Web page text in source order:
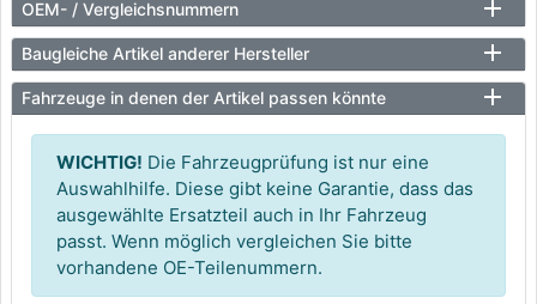
OEM- / Vergleichsnummern
Baugleiche Artikel anderer Hersteller
Fahrzeuge in denen der Artikel passen könnte
WICHTIG! Die Fahrzeugprüfung ist nur eine
Auswahlhilfe. Diese gibt keine Garantie, dass das
ausgewählte Ersatzteil auch in Ihr Fahrzeug
passt. Wenn möglich vergleichen Sie bitte
vorhandene OE-Teilenummern.